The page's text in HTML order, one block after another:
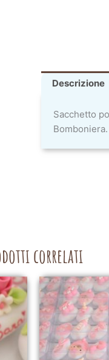
Descrizione
Sacchetto
Bomboniera.
correlati